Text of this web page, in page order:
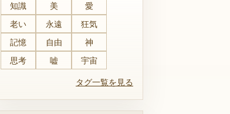
知識 美
愛
老い
永遠
狂気
記憶
自由
神
思考
嘘 宇宙
タグ一覧を見る